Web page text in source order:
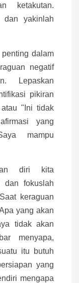
ketakutan.
yakinlah
dalam
negatif
Lepaskan
pikiran
"Ini tidak
yang
mampu
diri kita
dan fokuslah
keraguan
yang akan
tidak akan
menyapa,
itu butuh
yang
mengapa